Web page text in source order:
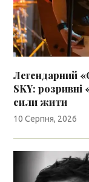
Легендарний
SKY:
сили жити
10 Серпня, 2026